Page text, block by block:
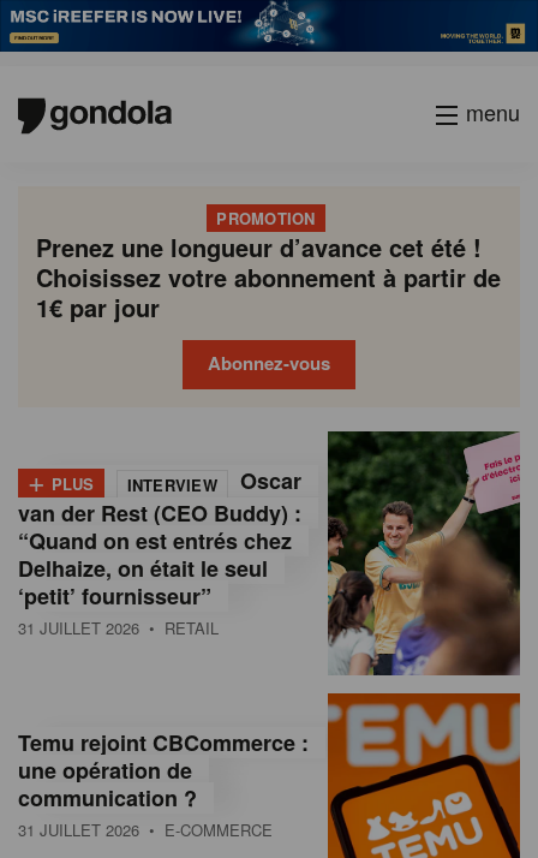
menu
PROMOTION
Prenez une longueur d’avance cet été !
Choisissez votre abonnement à partir de
1€ par jour
Abonnez-vous
o
n
d
o
M
a
g
+ PLUS INTERVIEW
Oscar
van der Rest (CEO Buddy) :
“Quand on est entrés chez
Delhaize, on était le seul
‘petit’ fournisseur”
31 JUILLET 2026 • RETAIL
Temu rejoint CBCommerce :
une opération de
communication ?
31 JUILLET 2026 • E-COMMERCE